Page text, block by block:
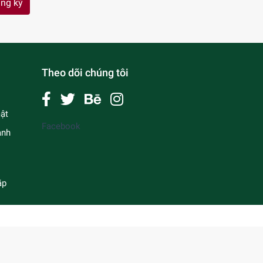
ký
Theo dõi chúng tôi
Facebook